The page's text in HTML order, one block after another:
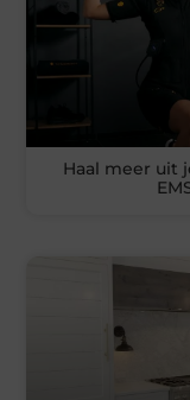
Haal meer uit